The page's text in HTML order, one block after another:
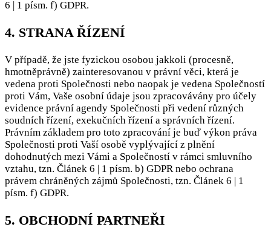
6 | 1 písm. f) GDPR.
4. STRANA ŘÍZENÍ
V případě, že jste fyzickou osobou jakkoli (procesně,
hmotněprávně) zainteresovanou v právní věci, která je
vedena proti Společnosti nebo naopak je vedena Společností
proti Vám, Vaše osobní údaje jsou zpracovávány pro účely
evidence právní agendy Společnosti při vedení různých
soudních řízení, exekučních řízení a správních řízení.
Právním základem pro toto zpracování je buď výkon práva
Společnosti proti Vaší osobě vyplývající z plnění
dohodnutých mezi Vámi a Společností v rámci smluvního
vztahu, tzn. Článek 6 | 1 písm. b) GDPR nebo ochrana
právem chráněných zájmů Společnosti, tzn. Článek 6 | 1
písm. f) GDPR.
5. OBCHODNÍ PARTNEŘI